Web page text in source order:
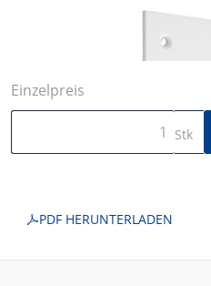
Einzelpreis
Stk
PDF HERUNTERLADEN